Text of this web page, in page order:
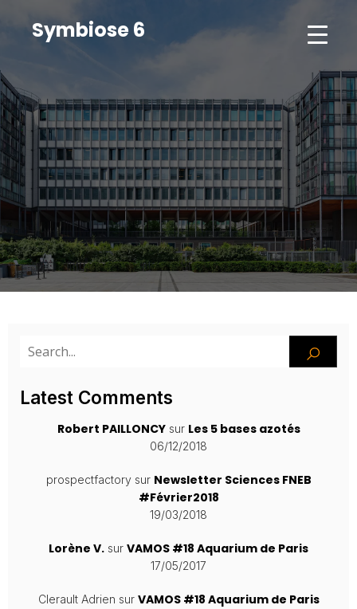
Symbiose 6
Latest Comments
Robert PAILLONCYsur Les 5 bases azotés
06/12/2018
prospectfactorysur Newsletter Sciences FNEB
#Février2018
19/03/2018
Lorène V. sur VAMOS #18 Aquarium de Paris
17/05/2017
Clerault Adrien sur VAMOS #18 Aquarium de Paris